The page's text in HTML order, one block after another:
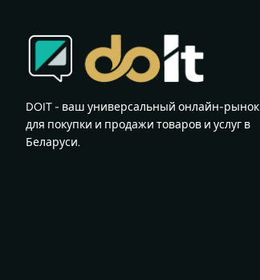
DOIT - ваш универсальный онлайн-рынок
для покупки и продажи товаров и услуг в
Беларуси.